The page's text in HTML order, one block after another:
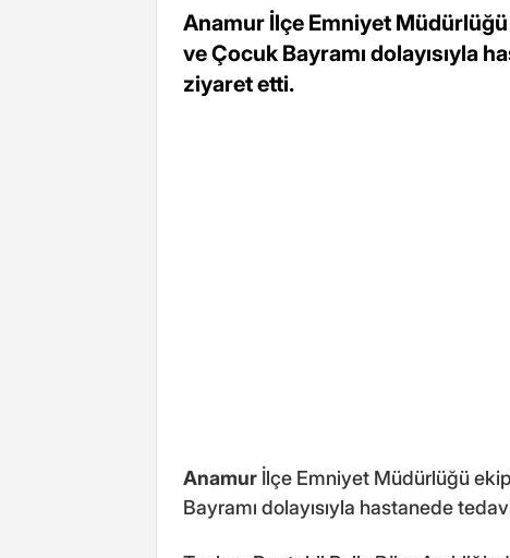
Anamur İlçe Emniyet
ve Çocuk Bayramı dolayısıyla
ziyaret etti.
Anamur İlçe Emniyet Müdürlüğü
Bayramı dolayısıyla hastanede